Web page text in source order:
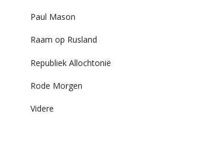
Paul Mason
Raam op Rusland
Republiek Allochtonië
Rode Morgen
Videre